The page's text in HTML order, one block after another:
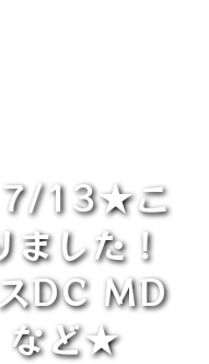
7/13★こ
した！
DC MD
など★